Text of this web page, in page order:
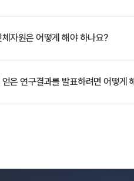
자원은 어떻게 해야 하나요?
은 연구결과를 발표하려면 어떻게